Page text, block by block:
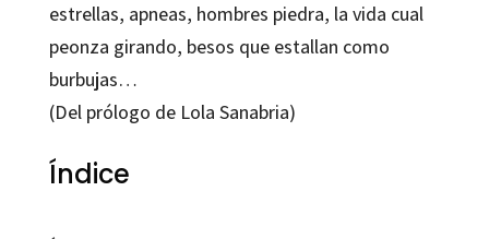
estrellas, apneas, hombres piedra, la vida cual
peonza girando, besos que estallan como
burbujas…
(Del prólogo de Lola Sanabria)
Índice